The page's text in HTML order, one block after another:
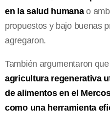
en la salud humanao
propuestos y bajo buenas
agregaron.
También argumentaron que
agricultura regenerativa
de alimentos en el
como una herramienta